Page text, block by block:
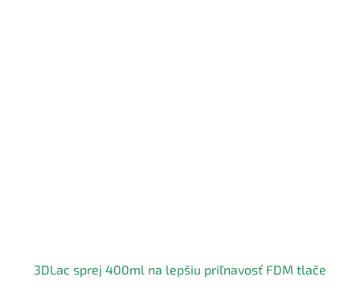
3DLac sprej 400ml na lepšiu priľnavosť FDM tlače